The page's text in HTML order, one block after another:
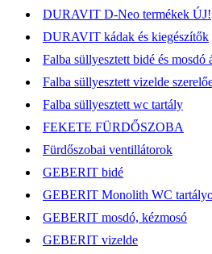
DURAVIT D-Neo termékek ÚJ!
DURAVIT kádak és kiegészítők
Falba süllyesztett bidé és mosdó
Falba süllyesztett vizelde
Falba süllyesztett wc tartály
FEKETE FÜRDŐSZOBA
Fürdőszobai ventillátorok
GEBERIT bidé
GEBERIT Monolith WC
GEBERIT mosdó, kézmosó
GEBERIT vizelde